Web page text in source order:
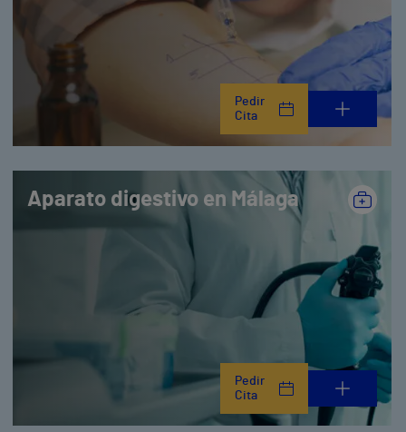
Pedir
Cita
Aparato digestivo en Málaga
Pedir
Cita